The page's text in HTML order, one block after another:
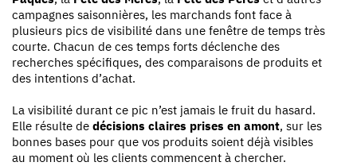
campagnes saisonnières, les marchands font face à
plusieurs pics de visibilité dans une fenêtre de temps très
courte. Chacun de ces temps forts déclenche des
recherches spécifiques, des comparaisons de produits et
des intentions d’achat.
La visibilité durant ce pic n’est jamais le fruit du hasard.
Elle résulte de décisions claires prises en amont, sur les
bonnes bases pour que vos produits soient déjà visibles
au moment où les clients commencent à chercher.